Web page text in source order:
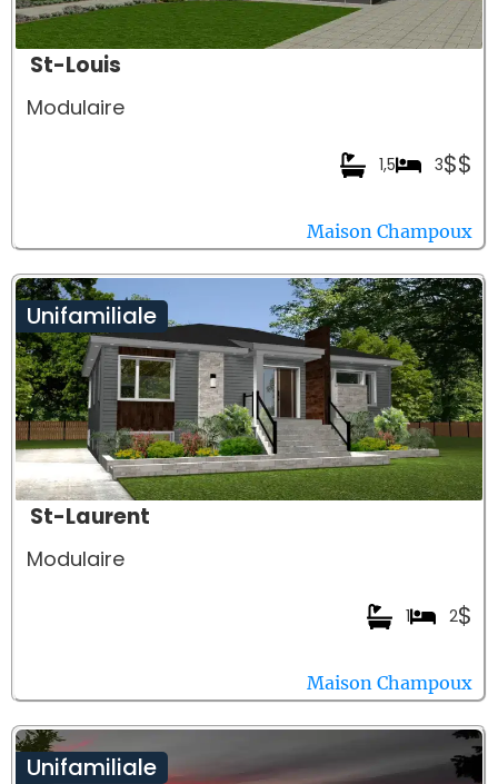
St-Louis
Modulaire
$$
3
1,5
Maison Champoux
Unifamiliale
St-Laurent
Modulaire
$
2
1
Maison Champoux
Unifamiliale